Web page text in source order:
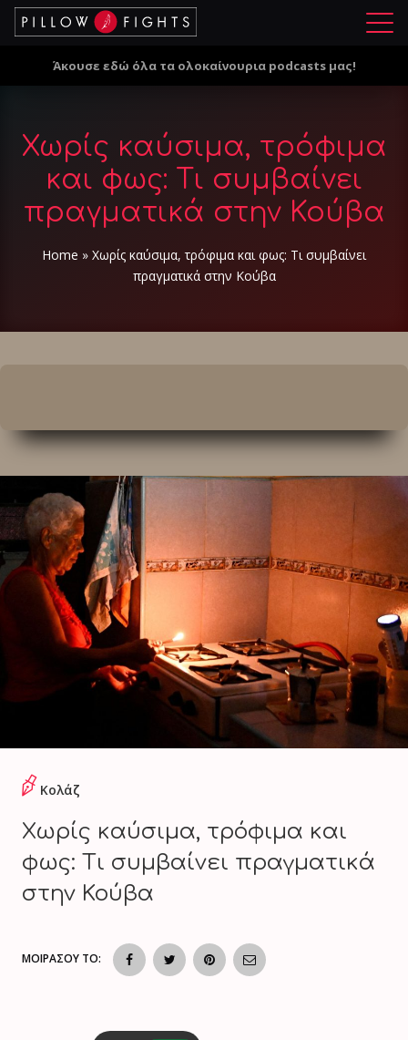
Μ
ο
Άκουσε εδώ όλα τα ολοκαίνουρια podcasts μας!
Χωρίς καύσιμα, τρόφιμα
και φως: Τι συμβαίνει
πραγματικά στην Κούβα
Home » Χωρίς καύσιμα, τρόφιμα και φως: Τι συμβαίνει
πραγματικά στην Κούβα
Κολάζ
Χωρίς καύσιμα, τρόφιμα και
φως: Τι συμβαίνει πραγματικά
στην Κούβα
ΜΟΙΡΑΣΟΥ ΤΟ: